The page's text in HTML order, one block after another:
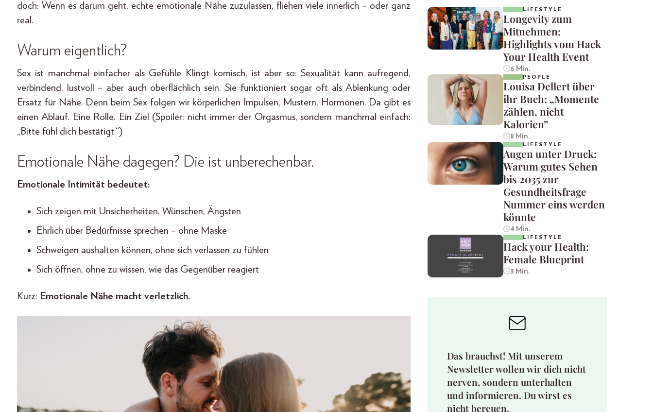
doch: Wenn es darum geht, echte emotionale Nähe zuzulassen, fliehen viele innerlich – oder ganz
real.
Warum eigentlich?
Sex ist manchmal einfacher als Gefühle Klingt komisch, ist aber so: Sexualität kann aufregend,
verbindend, lustvoll – aber auch oberflächlich sein. Sie funktioniert sogar oft als Ablenkung oder
Ersatz für Nähe. Denn beim Sex folgen wir körperlichen Impulsen, Mustern, Hormonen. Da gibt es
einen Ablauf. Eine Rolle. Ein Ziel (Spoiler: nicht immer der Orgasmus, sondern manchmal einfach:
„Bitte fühl dich bestätigt.“)
Emotionale Nähe dagegen? Die ist unberechenbar.
Emotionale Intimität bedeutet:
Sich zeigen mit Unsicherheiten, Wünschen, Ängsten
Ehrlich über Bedürfnisse sprechen – ohne Maske
Schweigen aushalten können, ohne sich verlassen zu fühlen
Sich öffnen, ohne zu wissen, wie das Gegenüber reagiert
Kurz: Emotionale Nähe macht verletzlich.
LIFESTYLE
Longevity zum
Mitnehmen:
Highlights vom Hack
Your Health Event
6 Min.
PEOPLE
Louisa Dellert über
ihr Buch: „Momente
zählen, nicht
Kalorien”
8 Min.
LIFESTYLE
Augen unter Druck:
Warum gutes Sehen
bis 2035 zur
Gesundheitsfrage
Nummer eins werden
könnte
4 Min.
LIFESTYLE
Hack your Health:
Female Blueprint
3 Min.
Das brauchst! Mit unserem
Newsletter wollen wir dich nicht
nerven, sondern unterhalten
und informieren. Du wirst es
nicht bereuen.